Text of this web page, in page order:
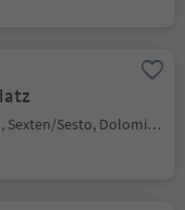
Sesto/Sexten, Sexten/Sesto, Dolomites Region 3 Zinnen